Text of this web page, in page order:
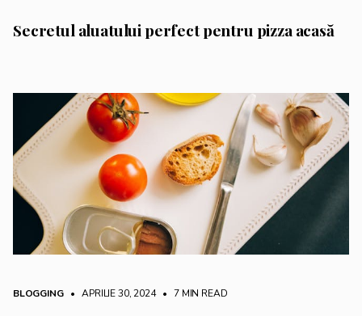
Secretul aluatului perfect pentru pizza acasă
BLOGGING • APRILIE 30, 2024 • 7 MIN READ